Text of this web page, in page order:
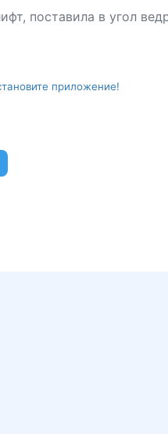
поставила в угол
приложение!